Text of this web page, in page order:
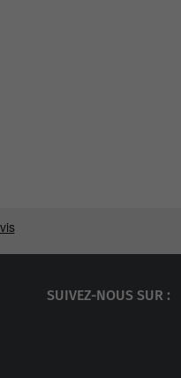
SUIVEZ-NOUS SUR :